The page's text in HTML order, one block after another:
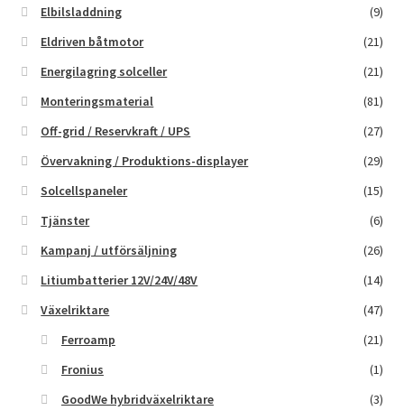
Elbilsladdning
(9)
Eldriven båtmotor
(21)
Energilagring solceller
(21)
Monteringsmaterial
(81)
Off-grid / Reservkraft / UPS
(27)
Övervakning / Produktions-displayer
(29)
Solcellspaneler
(15)
Tjänster
(6)
Kampanj / utförsäljning
(26)
Litiumbatterier 12V/24V/48V
(14)
Växelriktare
(47)
Ferroamp
(21)
Fronius
(1)
GoodWe hybridväxelriktare
(3)